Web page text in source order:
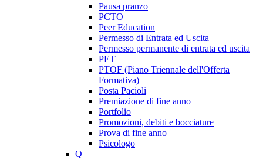
Pausa pranzo
PCTO
Peer Education
Permesso di Entrata ed Uscita
Permesso permanente di entrata ed uscita
PET
PTOF (Piano Triennale dell'Offerta
Formativa)
Posta Pacioli
Premiazione di fine anno
Portfolio
Promozioni, debiti e bocciature
Prova di fine anno
Psicologo
Q